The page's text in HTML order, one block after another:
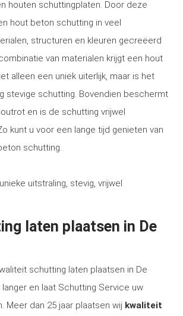
houten schuttingplaten. Door deze
hout beton schutting in veel
structuren en kleuren gecreëerd
van materialen krijgt een hout
alleen een uniek uiterlijk, maar is het
stevige schutting. Bovendien beschermt
en is de schutting vrijwel
kunt u voor een lange tijd genieten van
schutting.
unieke uitstraling, stevig, vrijwel
laten plaatsen in De
schutting laten plaatsen in De
en laat Schutting Service uw
Meer dan 25 jaar plaatsen wij kwaliteit